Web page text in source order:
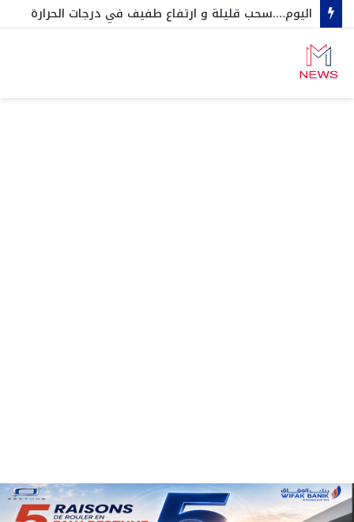
اليوم….سحب قليلة و ارتفاع طفيف في درجات الحرارة